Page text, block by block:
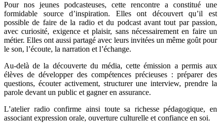
Pour nos jeunes podcasteuses, cette rencontre a constitué une
formidable source d’inspiration. Elles ont découvert qu’il est
possible de faire de la radio et du podcast avant tout par passion,
avec curiosité, exigence et plaisir, sans nécessairement en faire un
métier. Elles ont aussi partagé avec leurs invitées un même goût pour
le son, l’écoute, la narration et l’échange.
Au-delà de la découverte du média, cette émission a permis aux
élèves de développer des compétences précieuses : préparer des
questions, écouter activement, structurer une interview, prendre la
parole devant un public et gagner en assurance.
L’atelier radio confirme ainsi toute sa richesse pédagogique, en
associant expression orale, ouverture culturelle et confiance en soi.